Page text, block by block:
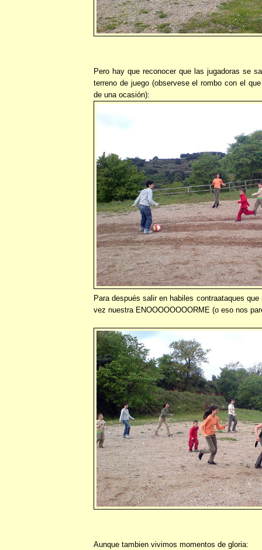
Pero hay que reconocer que las jugadoras se
terreno de juego (observese el rombo con el
de una ocasión):
Para después salir en habiles contraataques que
vez nuestra ENOOOOOOOORME (o eso nos
Aunque tambien vivimos momentos de gloria: